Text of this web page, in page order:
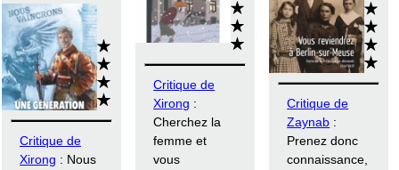
Critique de
Xirong : Nous
Critique de
Xirong :
Cherchez la
femme et
vous
Critique de
Zaynab :
Prenez donc
connaissance,